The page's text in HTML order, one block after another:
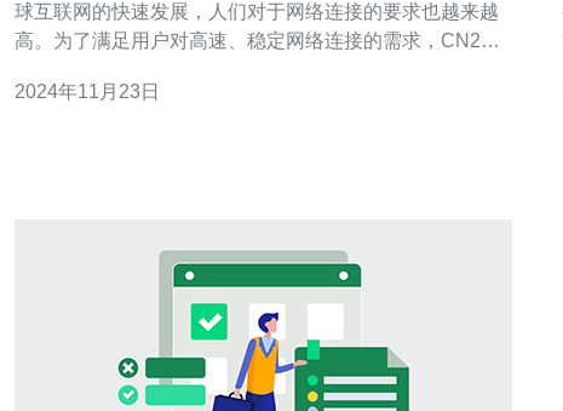
球互联网的快速发展，人们对于网络连接的要求也越来越
高。为了满足用户对高速、稳定网络连接的需求，CN2路
线韩国服务器，以及其在网络连接方面的优势。 首先，
2024年11月23日